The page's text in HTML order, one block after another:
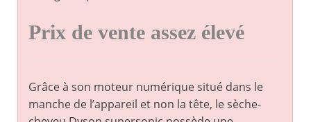
Prix de vente assez élevé
Grâce à son moteur numérique situé dans le
manche de l’appareil et non la tête, le sèche-